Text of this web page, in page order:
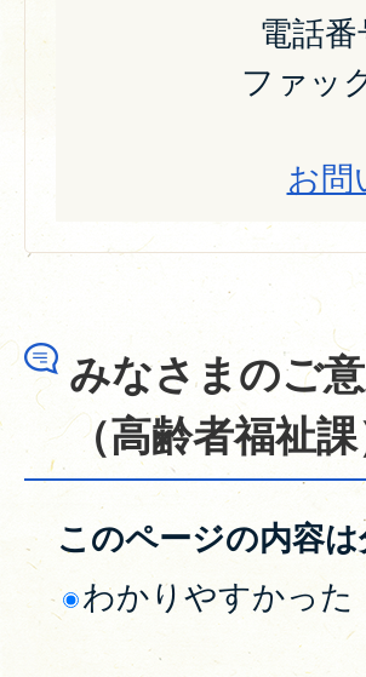
電話
ファッ
お問
みなさまのご
（高齢者福祉課
このページの内容
わかりやすかった